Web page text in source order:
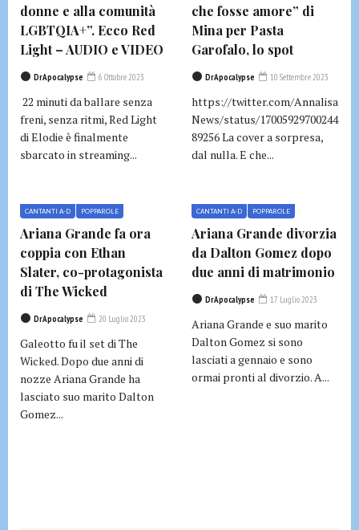
donne e alla comunità
LGBTQIA+”. Ecco Red
Light – AUDIO e VIDEO
DrApocalypse 6 Ottobre 2023
22 minuti da ballare senza
freni, senza ritmi, Red Light
di Elodie è finalmente
sbarcato in streaming...
che fosse amore” di
Mina per Pasta
Garofalo, lo spot
DrApocalypse 10 Settembre 2023
https://twitter.com/Annalisa
News/status/17005929700244
89256 La cover a sorpresa,
dal nulla. E che...
CANTANTI A-D POPPAROLE
Ariana Grande fa ora
coppia con Ethan
Slater, co-protagonista
di The Wicked
DrApocalypse 20 Luglio 2023
Galeotto fu il set di The
Wicked. Dopo due anni di
nozze Ariana Grande ha
lasciato suo marito Dalton
Gomez...
CANTANTI A-D POPPAROLE
Ariana Grande divorzia
da Dalton Gomez dopo
due anni di matrimonio
DrApocalypse 17 Luglio 2023
Ariana Grande e suo marito
Dalton Gomez si sono
lasciati a gennaio e sono
ormai pronti al divorzio. A...